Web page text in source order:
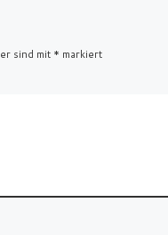
sind mit * markiert